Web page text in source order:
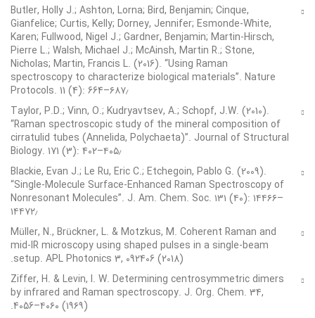
Butler, Holly J.; Ashton, Lorna; Bird, Benjamin; Cinque,
Gianfelice; Curtis, Kelly; Dorney, Jennifer; Esmonde-White,
Karen; Fullwood, Nigel J.; Gardner, Benjamin; Martin-Hirsch,
Pierre L.; Walsh, Michael J.; McAinsh, Martin R.; Stone,
Nicholas; Martin, Francis L. (2016). “Using Raman
spectroscopy to characterize biological materials”. Nature
Protocols. 11 (4): 664–۶۸۷٫
Taylor, P.D.; Vinn, O.; Kudryavtsev, A.; Schopf, J.W. (2010).
“Raman spectroscopic study of the mineral composition of
cirratulid tubes (Annelida, Polychaeta)”. Journal of Structural
Biology. 171 (3): 402–۴۰۵٫
Blackie, Evan J.; Le Ru, Eric C.; Etchegoin, Pablo G. (2009).
“Single-Molecule Surface-Enhanced Raman Spectroscopy of
Nonresonant Molecules”. J. Am. Chem. Soc. ۱۳۱ (۴۰): ۱۴۴۶۶–
۱۴۴۷۲٫
Müller, N., Brückner, L. & Motzkus, M. Coherent Raman and
mid-IR microscopy using shaped pulses in a single-beam
setup. APL Photonics 3, 092406 (2018).
Ziffer, H. & Levin, I. W. Determining centrosymmetric dimers
by infrared and Raman spectroscopy. J. Org. Chem. 34,
4056–۴۰۶۰ (۱۹۶۹).